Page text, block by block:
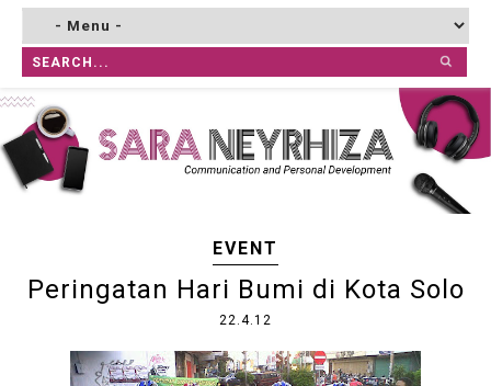
EVENT
Peringatan Hari Bumi di Kota Solo
22.4.12